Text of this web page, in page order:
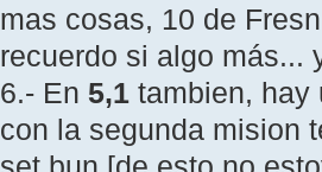
mas cosas, 10 de
recuerdo si algo más...
6.- En 5,1 tambien, hay
con la segunda mision